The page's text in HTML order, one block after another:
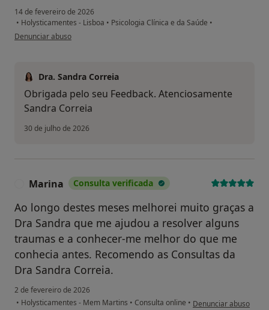
14 de fevereiro de 2026
• Holysticamentes - Lisboa • Psicologia Clínica e da Saúde •
na opinião do utilizador Alice
Denunciar abuso
Dra. Sandra Correia
Obrigada pelo seu Feedback. Atenciosamente
Sandra Correia
30 de julho de 2026
Marina Consulta verificada
Ao longo destes meses melhorei muito graças a
Dra Sandra que me ajudou a resolver alguns
traumas e a conhecer-me melhor do que me
conhecia antes. Recomendo as Consultas da
Dra Sandra Correia.
2 de fevereiro de 2026
• Holysticamentes - Mem Martins • Consulta online • na opinião do
Denunciar abuso